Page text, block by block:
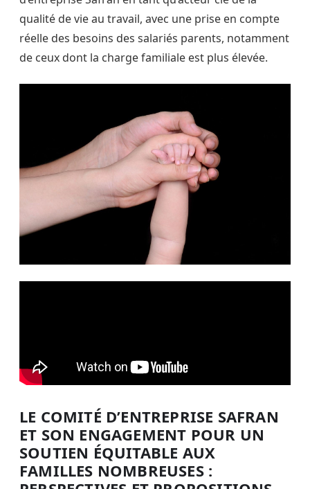
qualité de vie au travail, avec une prise en compte
réelle des besoins des salariés parents, notamment
de ceux dont la charge familiale est plus élevée.
LE COMITÉ D’ENTREPRISE SAFRAN
ET SON ENGAGEMENT POUR UN
SOUTIEN ÉQUITABLE AUX
FAMILLES NOMBREUSES :